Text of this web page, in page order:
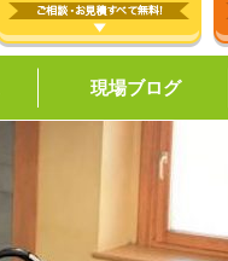
現場ブログ